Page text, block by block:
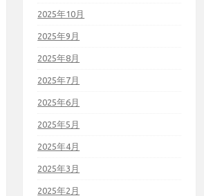
2025年10月
2025年9月
2025年8月
2025年7月
2025年6月
2025年5月
2025年4月
2025年3月
2025年2月